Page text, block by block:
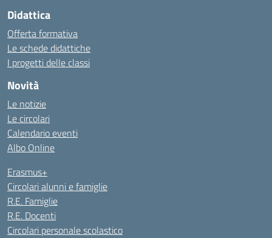
Didattica
Offerta formativa
Le schede didattiche
I progetti delle classi
Novità
Le notizie
Le circolari
Calendario eventi
Albo Online
Erasmus+
Circolari alunni e famiglie
R.E. Famiglie
R.E. Docenti
Circolari personale scolastico